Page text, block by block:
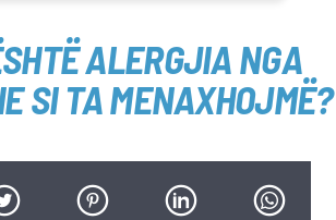
ALERGJIA NGA
SI TA MENAXHOJMË?